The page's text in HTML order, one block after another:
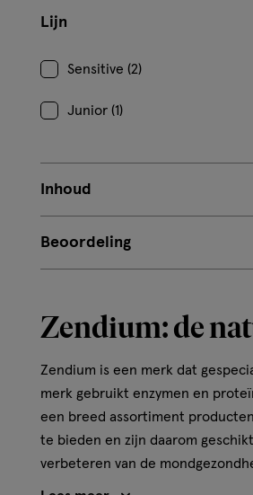
Lijn
Sensitive (2)
Junior (1)
Inhoud
Beoordeling
Zendium: de
Zendium is een merk dat
merk gebruikt enzymen en
een breed assortiment
te bieden en zijn daarom
verbeteren van de